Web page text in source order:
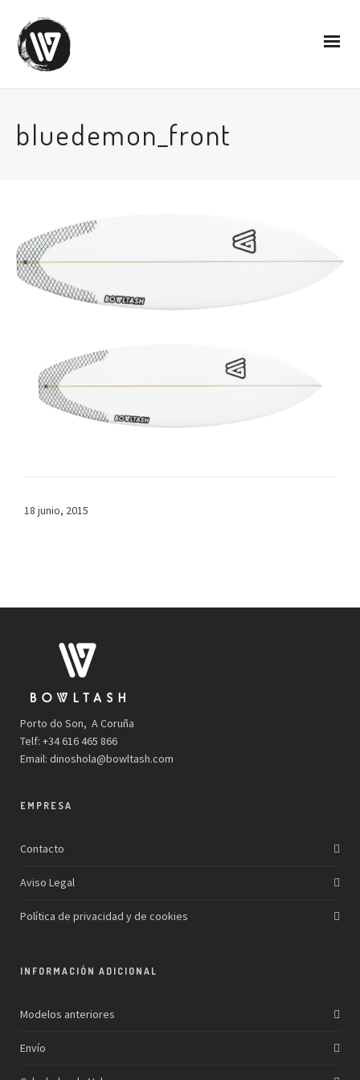
bluedemon_front
18 junio, 2015
Porto do Son, A Coruña
Telf: +34 616 465 866
Email: dinoshola@bowltash.com
EMPRESA
Contacto
Aviso Legal
Política de privacidad y de cookies
INFORMACIÓN ADICIONAL
Modelos anteriores
Envío